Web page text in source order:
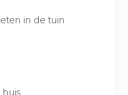
in de tuin